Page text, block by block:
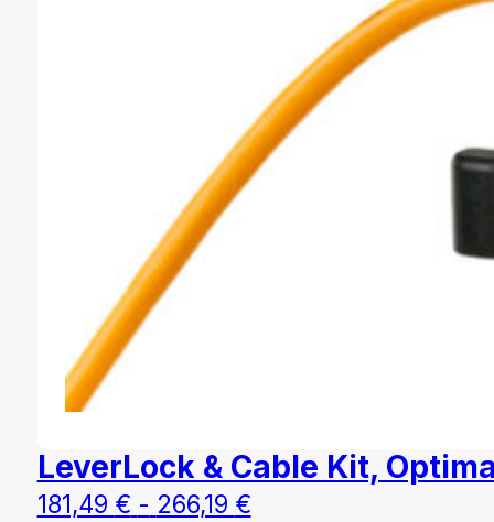
LeverLock & Cable Kit,
181,49 € - 266,19 €Rango